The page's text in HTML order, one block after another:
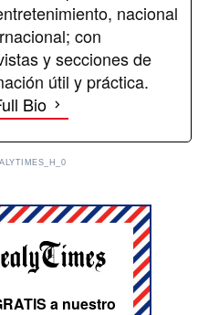
nacional
con
y secciones de
útil y práctica.
Bio
a nuestro